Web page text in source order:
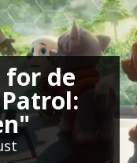
for de